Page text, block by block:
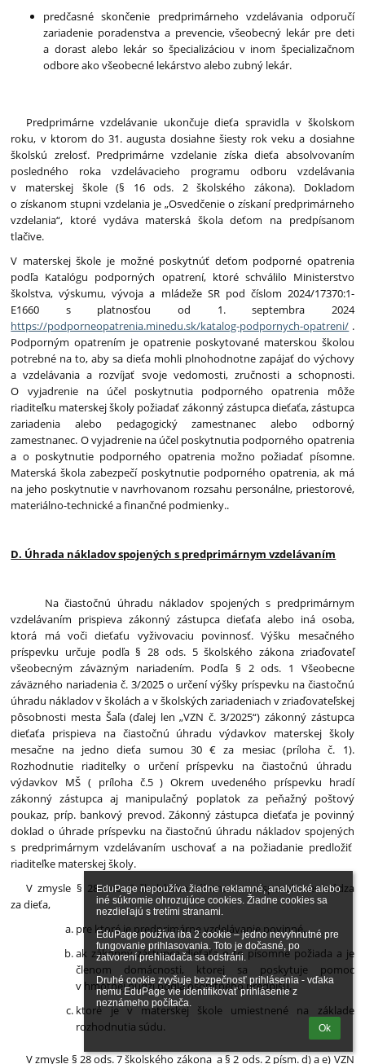
EduPage nepoužíva žiadne reklamné, analytické alebo
iné súkromie ohrozujúce cookies. Žiadne cookies sa
nezdieľajú s tretími stranami.
EduPage používa iba 2 cookie – jedno nevyhnutné pre
fungovanie prihlasovania. Toto je dočasné, po
zatvorení prehliadača sa odstráni.
Druhé cookie zvyšuje bezpečnosť prihlásenia - vďaka
nemu EduPage vie identifikovať prihlásenie z
neznámeho počítača.
Ok
predčasné skončenie predprimárneho vzdelávania odporučí
zariadenie poradenstva a prevencie, všeobecný lekár pre deti
a dorast alebo lekár so špecializáciou v inom špecializačnom
odbore ako všeobecné lekárstvo alebo zubný lekár.
Predprimárne vzdelávanie ukončuje dieťa spravidla v školskom
roku, v ktorom do 31. augusta dosiahne šiesty rok veku a dosiahne
školskú zrelosť. Predprimárne vzdelanie získa dieťa absolvovaním
posledného roka vzdelávacieho programu odboru vzdelávania
v materskej škole (§ 16 ods. 2 školského zákona). Dokladom
o získanom stupni vzdelania je „Osvedčenie o získaní predprimárneho
vzdelania“, ktoré vydáva materská škola deťom na predpísanom
tlačive.
V materskej škole je možné poskytnúť deťom podporné opatrenia
podľa Katalógu podporných opatrení, ktoré schválilo Ministerstvo
školstva, výskumu, vývoja a mládeže SR pod číslom 2024/17370:1-
E1660 s platnosťou od 1. septembra 2024
https://podporneopatrenia.minedu.sk/katalog-podpornych-opatreni/ .
Podporným opatrením je opatrenie poskytované materskou školou
potrebné na to, aby sa dieťa mohli plnohodnotne zapájať do výchovy
a vzdelávania a rozvíjať svoje vedomosti, zručnosti a schopnosti.
O vyjadrenie na účel poskytnutia podporného opatrenia môže
riaditeľku materskej školy požiadať zákonný zástupca dieťaťa, zástupca
zariadenia alebo pedagogický zamestnanec alebo odborný
zamestnanec. O vyjadrenie na účel poskytnutia podporného opatrenia
a o poskytnutie podporného opatrenia možno požiadať písomne.
Materská škola zabezpečí poskytnutie podporného opatrenia, ak má
na jeho poskytnutie v navrhovanom rozsahu personálne, priestorové,
materiálno-technické a finančné podmienky..
D. Úhrada nákladov spojených s predprimárnym vzdelávaním
Na čiastočnú úhradu nákladov spojených s predprimárnym
vzdelávaním prispieva zákonný zástupca dieťaťa alebo iná osoba,
ktorá má voči dieťaťu vyživovaciu povinnosť. Výšku mesačného
príspevku určuje podľa § 28 ods. 5 školského zákona zriaďovateľ
všeobecným záväzným nariadením. Podľa § 2 ods. 1 Všeobecne
záväzného nariadenia č. 3/2025 o určení výšky príspevku na čiastočnú
úhradu nákladov v školách a v školských zariadeniach v zriaďovateľskej
pôsobnosti mesta Šaľa (ďalej len „VZN č. 3/2025“) zákonný zástupca
dieťaťa prispieva na čiastočnú úhradu výdavkov materskej školy
mesačne na jedno dieťa sumou 30 € za mesiac (príloha č. 1).
Rozhodnutie riaditeľky o určení príspevku na čiastočnú úhradu
výdavkov MŠ ( príloha č.5 ) Okrem uvedeného príspevku hradí
zákonný zástupca aj manipulačný poplatok za peňažný poštový
poukaz, príp. bankový prevod. Zákonný zástupca dieťaťa je povinný
doklad o úhrade príspevku na čiastočnú úhradu nákladov spojených
s predprimárnym vzdelávaním uschovať a na požiadanie predložiť
riaditeľke materskej školy.
V zmysle § 28 ods. 6 školského zákona sa príspevok neuhrádza
za dieťa,
pre ktoré je predprimárne vzdelávanie povinné,
ak zákonný zástupca dieťaťa o to písomne požiada a je
členom domácnosti, ktorej sa poskytuje pomoc
v hmotnej núdzi podľa osobitného predpisu,
ktoré je v materskej škole umiestnené na základe
rozhodnutia súdu.
V zmysle § 28 ods. 7 školského zákona a § 2 ods. 2 písm. d) a e) VZN